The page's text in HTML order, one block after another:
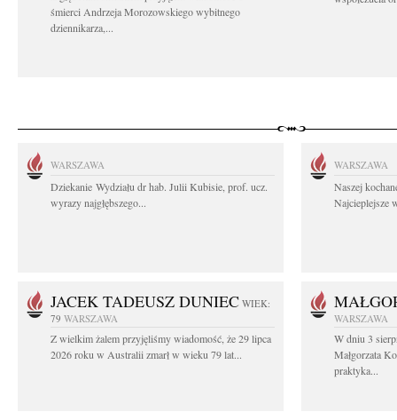
śmierci Andrzeja Morozowskiego wybitnego
dziennikarza,...
WARSZAWA
Dziekanie Wydziału dr hab. Julii Kubisie, prof. ucz.
wyrazy najgłębszego...
WARSZAWA
Naszej
Najcieplejsze
JACEK TADEUSZ DUNIEC WIEK:
79 WARSZAWA
Z wielkim żalem przyjęliśmy wiadomość, że 29 lipca
2026 roku w Australii zmarł w wieku 79 lat...
WARSZAWA
W dniu 3
Małgorzata
praktyka...